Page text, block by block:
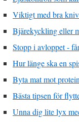
Viktigt med bra
Bjärekyckling eller
Stopp i avloppet -
Hur länge ska en
Byta mat mot
Bästa tipsen för
Unna dig lite lyx